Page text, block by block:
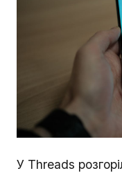
У Threads